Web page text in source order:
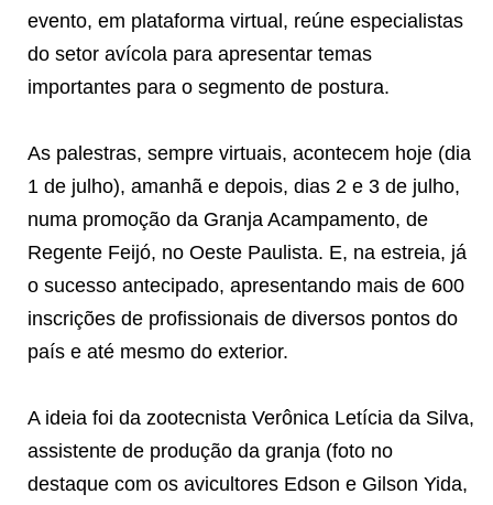
evento, em plataforma virtual, reúne especialistas
do setor avícola para apresentar temas
importantes para o segmento de postura.
As palestras, sempre virtuais, acontecem hoje (dia
1 de julho), amanhã e depois, dias 2 e 3 de julho,
numa promoção da Granja Acampamento, de
Regente Feijó, no Oeste Paulista. E, na estreia, já
o sucesso antecipado, apresentando mais de 600
inscrições de profissionais de diversos pontos do
país e até mesmo do exterior.
A ideia foi da zootecnista Verônica Letícia da Silva,
assistente de produção da granja (foto no
destaque com os avicultores Edson e Gilson Yida,